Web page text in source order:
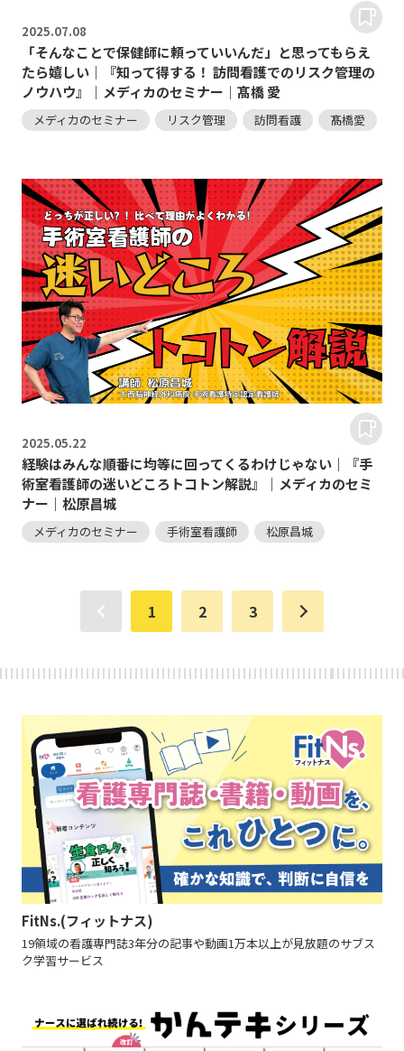
2025.07.08
「そんなことで保健師に頼っていいんだ」と思ってもらえ
たら嬉しい｜『知って得する！ 訪問看護でのリスク管理の
ノウハウ』｜メディカのセミナー｜髙橋 愛
メディカのセミナー リスク管理 訪問看護 髙橋愛
2025.05.22
経験はみんな順番に均等に回ってくるわけじゃない｜『手
術室看護師の迷いどころトコトン解説』｜メディカのセミ
ナー｜松原昌城
メディカのセミナー 手術室看護師 松原昌城
1 2 3
FitNs.(フィットナス)
19領域の看護専門誌3年分の記事や動画1万本以上が見放題のサブス
ク学習サービス